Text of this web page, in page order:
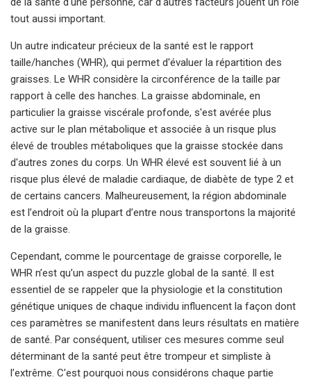
tout aussi important.
Un autre indicateur précieux de la santé est le rapport
taille/hanches (WHR), qui permet d'évaluer la répartition des
graisses. Le WHR considère la circonférence de la taille par
rapport à celle des hanches. La graisse abdominale, en
particulier la graisse viscérale profonde, s'est avérée plus
active sur le plan métabolique et associée à un risque plus
élevé de troubles métaboliques que la graisse stockée dans
d'autres zones du corps. Un WHR élevé est souvent lié à un
risque plus élevé de maladie cardiaque, de diabète de type 2 et
de certains cancers. Malheureusement, la région abdominale
est l’endroit où la plupart d’entre nous transportons la majorité
de la graisse.
Cependant, comme le pourcentage de graisse corporelle, le
WHR n’est qu’un aspect du puzzle global de la santé. Il est
essentiel de se rappeler que la physiologie et la constitution
génétique uniques de chaque individu influencent la façon dont
ces paramètres se manifestent dans leurs résultats en matière
de santé. Par conséquent, utiliser ces mesures comme seul
déterminant de la santé peut être trompeur et simpliste à
l’extrême. C'est pourquoi nous considérons chaque partie